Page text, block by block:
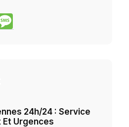
24h/24 : Service
Et Urgences